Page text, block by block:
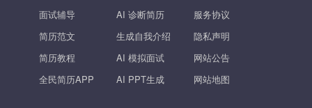
面试辅导
简历范文
简历教程
全民简历APP
AI 诊断简历
生成自我介绍
AI 模拟面试
AI PPT生成
服务协议
隐私声明
网站公告
网站地图